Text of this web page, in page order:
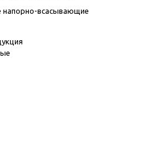
напорно-всасывающие